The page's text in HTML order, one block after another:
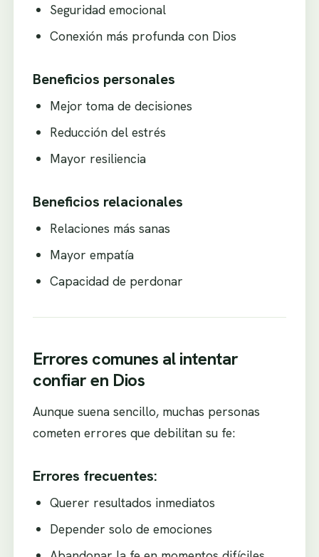
Seguridad emocional
Conexión más profunda con Dios
Beneficios personales
Mejor toma de decisiones
Reducción del estrés
Mayor resiliencia
Beneficios relacionales
Relaciones más sanas
Mayor empatía
Capacidad de perdonar
Errores comunes al intentar
confiar en Dios
Aunque suena sencillo, muchas personas
cometen errores que debilitan su fe:
Errores frecuentes:
Querer resultados inmediatos
Depender solo de emociones